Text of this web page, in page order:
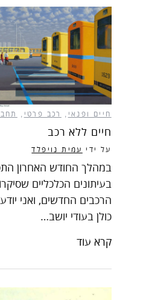
חיים ופנאי , רכב פרטי ,
חיים ללא רכב
על ידי עמית נויפלד
במהלך החודש האחרון
בעיתונים הכלכליים
הרכבים החדשים, ואני
כולן בעודי יושב…
קרא עוד